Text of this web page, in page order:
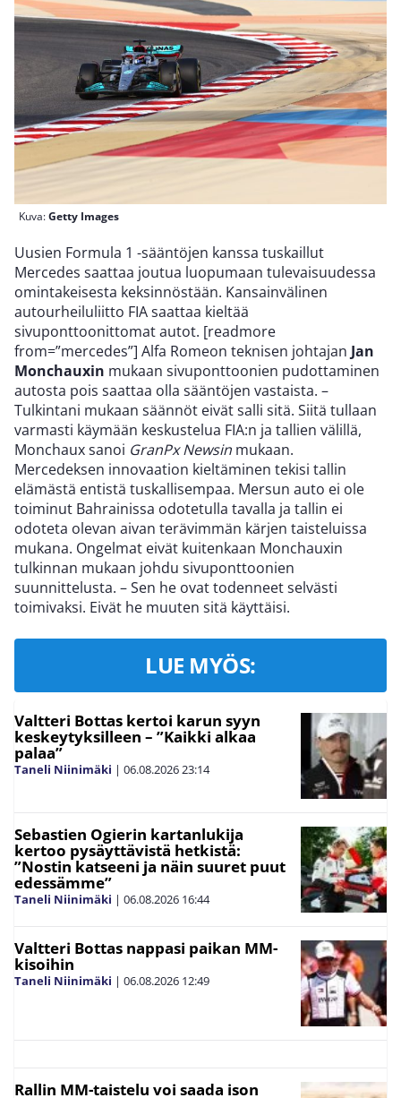
Kuva:Getty Images
Uusien Formula 1 -sääntöjen kanssa tuskaillut
Mercedes saattaa joutua luopumaan tulevaisuudessa
omintakeisesta keksinnöstään. Kansainvälinen
autourheiluliitto FIA saattaa kieltää
sivuponttoonittomat autot. [readmore
from=”mercedes”] Alfa Romeon teknisen johtajan Jan
Monchauxin mukaan sivuponttoonien pudottaminen
autosta pois saattaa olla sääntöjen vastaista. –
Tulkintani mukaan säännöt eivät salli sitä. Siitä tullaan
varmasti käymään keskustelua FIA:n ja tallien välillä,
Monchaux sanoi GranPx Newsin mukaan.
Mercedeksen innovaation kieltäminen tekisi tallin
elämästä entistä tuskallisempaa. Mersun auto ei ole
toiminut Bahrainissa odotetulla tavalla ja tallin ei
odoteta olevan aivan terävimmän kärjen taisteluissa
mukana. Ongelmat eivät kuitenkaan Monchauxin
tulkinnan mukaan johdu sivuponttoonien
suunnittelusta. – Sen he ovat todenneet selvästi
toimivaksi. Eivät he muuten sitä käyttäisi.
LUE MYÖS:
Valtteri Bottas kertoi karun syyn
keskeytyksilleen – ”Kaikki alkaa
palaa”
Taneli Niinimäki | 06.08.202623:14
Sebastien Ogierin kartanlukija
kertoo pysäyttävistä hetkistä:
”Nostin katseeni ja näin suuret puut
edessämme”
Taneli Niinimäki | 06.08.2026 16:44
Valtteri Bottas nappasi paikan MM-
kisoihin
Taneli Niinimäki | 06.08.2026 12:49
Rallin MM-taistelu voi saada ison